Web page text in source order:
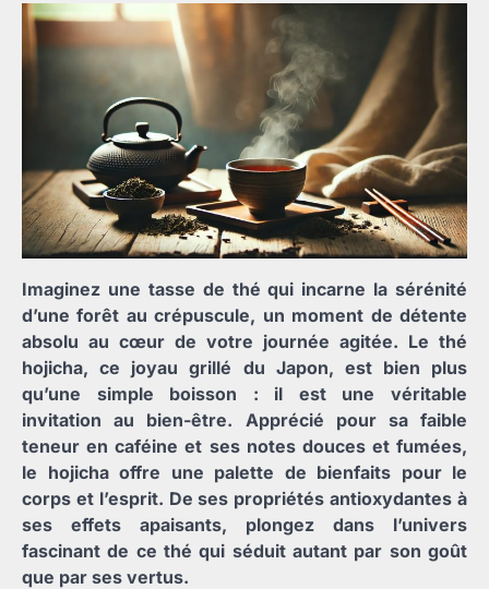
Imaginez une tasse de thé qui incarne la sérénité
d’une forêt au crépuscule, un moment de détente
absolu au cœur de votre journée agitée. Le thé
hojicha, ce joyau grillé du Japon, est bien plus
qu’une simple boisson : il est une véritable
invitation au bien-être. Apprécié pour sa faible
teneur en caféine et ses notes douces et fumées,
le hojicha offre une palette de bienfaits pour le
corps et l’esprit. De ses propriétés antioxydantes à
ses effets apaisants, plongez dans l’univers
fascinant de ce thé qui séduit autant par son goût
que par ses vertus.